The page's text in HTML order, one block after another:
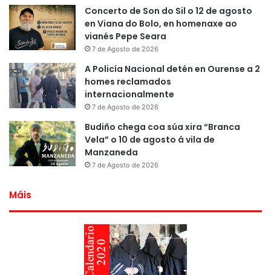
Concerto de Son do Sil o 12 de agosto
en Viana do Bolo, en homenaxe ao
vianés Pepe Seara
7 de Agosto de 2026
A Policía Nacional detén en Ourense a 2
homes reclamados
internacionalmente
7 de Agosto de 2026
Budiño chega coa súa xira “Branca
Vela” o 10 de agosto á vila de
Manzaneda
7 de Agosto de 2026
Máis